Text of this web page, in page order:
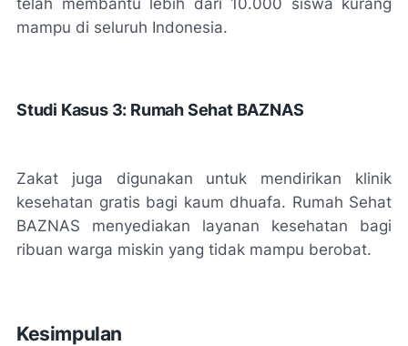
telah membantu lebih dari 10.000 siswa kurang
mampu di seluruh Indonesia.
Studi Kasus 3: Rumah Sehat BAZNAS
Zakat juga digunakan untuk mendirikan klinik
kesehatan gratis bagi kaum dhuafa. Rumah Sehat
BAZNAS menyediakan layanan kesehatan bagi
ribuan warga miskin yang tidak mampu berobat.
Kesimpulan